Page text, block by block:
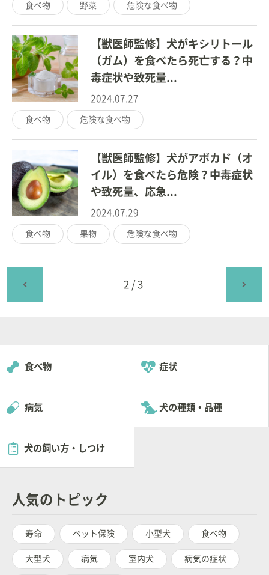
食べ物 野菜 危険な食べ物
【獣医師監修】犬がキシリトール
（ガム）を食べたら死亡する？中
毒症状や致死量...
2024.07.27
食べ物 危険な食べ物
【獣医師監修】犬がアボカド（オ
イル）を食べたら危険？中毒症状
や致死量、応急...
2024.07.29
食べ物 果物 危険な食べ物
2/3
食べ物 症状
病気 犬の種類・品種
犬の飼い方・しつけ
人気のトピック
寿命 ペット保険 小型犬 食べ物
大型犬 病気 室内犬 病気の症状